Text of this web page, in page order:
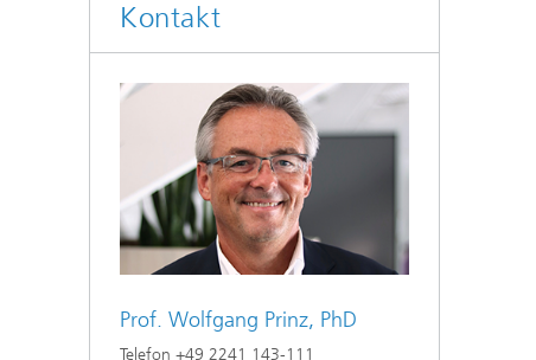
Kontakt
Prof. Wolfgang Prinz, PhD
Telefon +49 2241 143-111